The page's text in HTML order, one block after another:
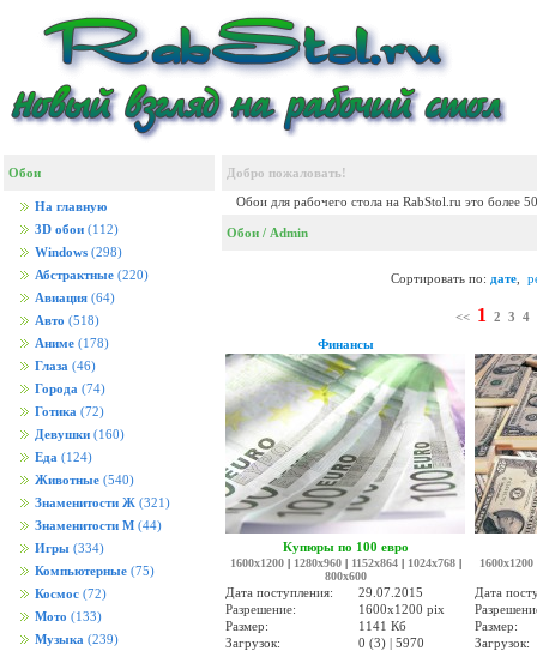
Обои
На главную
3D обои (112)
Windows (298)
Абстрактные (220)
Авиация (64)
Авто (518)
Аниме (178)
Глаза (46)
Города (74)
Готика (72)
Девушки (160)
Еда (124)
Животные (540)
Знаменитости Ж (321)
Знаменитости М (44)
Игры (334)
Компьютерные (75)
Космос (72)
Мото (133)
Музыка (239)
Добро пожаловать!
Обои для рабочего стола на RabStol.ru это более
Обои / Admin
Сортировать по: дате
<< 1 2 3 4
Финансы
Купюры по 100 евро
1600x1200| 1280x960| 1152x864| 1024x768|
800x600
Дата поступления:
29.07.2015
Разрешение:
1600x1200 pix
Размер:
1141 Кб
Загрузок:
0 (3) | 5970
1600x1200
Дата
Размер:
Загрузок: